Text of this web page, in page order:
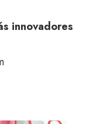
innovadores